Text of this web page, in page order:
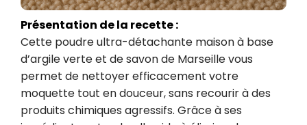
Présentation de la recette :
Cette poudre ultra-détachante maison à base
d’argile verte et de savon de Marseille vous
permet de nettoyer efficacement votre
moquette tout en douceur, sans recourir à des
produits chimiques agressifs. Grâce à ses